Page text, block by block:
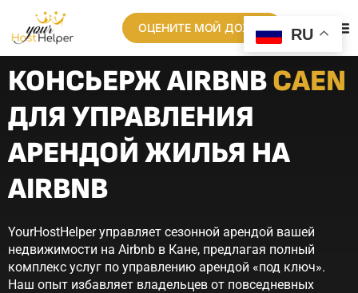
ОЦЕНИТЕ МОЙ ДОХОД
КОНСЬЕРЖ AIRBNBCAEN
ДЛЯ УПРАВЛЕНИЯ
АРЕНДОЙ ЖИЛЬЯ НА
AIRBNB
YourHostHelper управляет сезонной арендой вашей
недвижимости на Airbnb в Кане, предлагая полный
комплекс услуг по управлению арендой «под ключ».
Наш опыт избавляет владельцев от повседневных
RU